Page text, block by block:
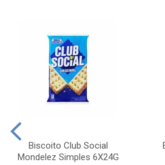
Biscoito Club Social
Mondelez Simples 6X24G